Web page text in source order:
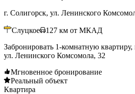
г. Солигорск, ул. Ленинского
Слуцкое 127 км от МКАД
Забронировать 1-комнатную квартиру,
ул. Ленинского Комсомола, 32
Мгновенное бронирование
Реальный объект
Квартира